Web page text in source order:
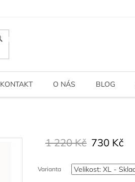
HLEDAT
KONTAKT O NÁS BLOG
1 220 Kč 730 Kč
cena:
Varianta